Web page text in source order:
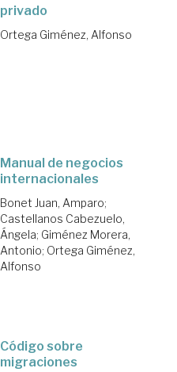
privado
Ortega Giménez, Alfonso
Manual de negocios
internacionales
Bonet Juan, Amparo;
Castellanos Cabezuelo,
Ángela; Giménez Morera,
Antonio; Ortega Giménez,
Alfonso
Código sobre
migraciones